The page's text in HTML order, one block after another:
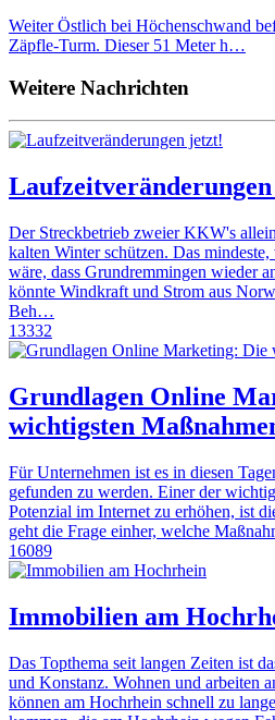
Weiter Östlich bei Höchenschwand
Zäpfle-Turm. Dieser 51 Meter h…
Weitere Nachrichten
Der Streckbetrieb zweier KKW's
kalten Winter schützen. Das mindeste,
wäre, dass Grundremmingen wieder
könnte Windkraft und Strom aus
Beh…
13332
Grundlagen Online
wichtigsten
Für Unternehmen ist es in diesen
gefunden zu werden. Einer der
Potenzial im Internet zu erhöhen, ist
geht die Frage einher, welche
16089
Immobilien am
Das Topthema seit langen Zeiten ist
und Konstanz. Wohnen und arbeiten
können am Hochrhein schnell zu